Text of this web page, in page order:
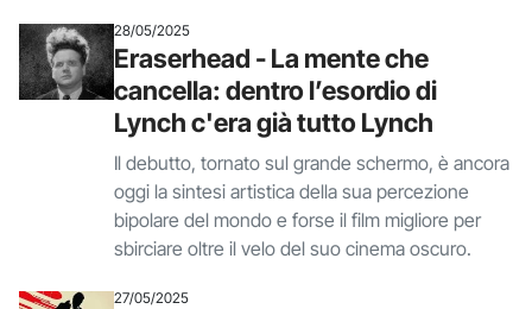
28/05/2025
Eraserhead - La mente che
cancella: dentro l’esordio di
Lynch c'era già tutto Lynch
Il debutto, tornato sul grande schermo, è ancora
oggi la sintesi artistica della sua percezione
bipolare del mondo e forse il film migliore per
sbirciare oltre il velo del suo cinema oscuro.
27/05/2025